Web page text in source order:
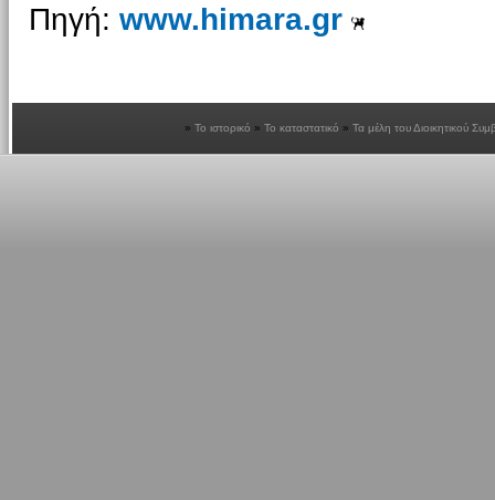
Πηγή: www.himara.gr
Το ιστορικό Το καταστατικό Τα μέλη του Διοικητικού